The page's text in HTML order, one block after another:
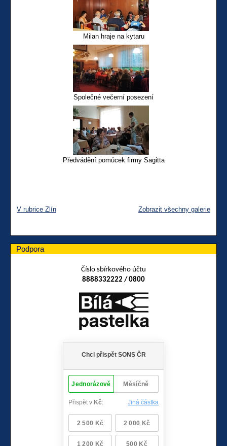
Milan hraje na kytaru
Společné večerní posezení
Předvádění pomůcek firmy Sagitta
V rubrice Zlín Zobrazit všechny galerie
Podpora
Číslo sbírkového účtu
8888332222 / 0800